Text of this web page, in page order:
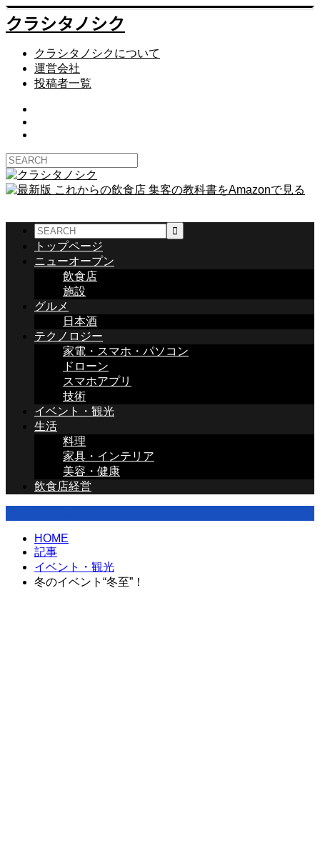
クラシタノシク
クラシタノシクについて
運営会社
投稿者一覧
トップページ
ニューオープン
飲食店
施設
グルメ
日本酒
テクノロジー
家電・スマホ・パソコン
ドローン
スマホアプリ
技術
イベント・観光
生活
料理
家具・インテリア
美容・健康
飲食店経営
HOME
記事
イベント・観光
冬のイベント“冬至”！